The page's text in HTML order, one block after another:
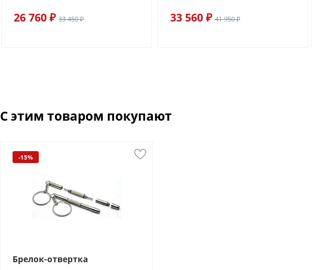
26 760 ₽ 33 450 ₽ 33 560 ₽ 41 950 ₽
С этим товаром покупают
-15%
Брелок-отвертка